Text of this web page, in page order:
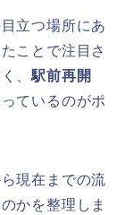
立つ場所にあ
ことで注目さ
、駅前再開
ているのがポ
現在までの流
かを整理しま